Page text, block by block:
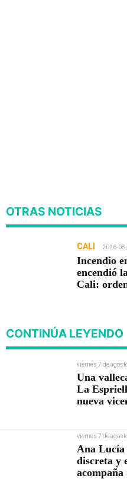
OTRAS NOTICIAS
CALI 2026-
Incendio
encendió
Cali:
CONTINÚA LEYENDO
viernes 7 de
Una
La
nueva
viernes 7 de
Ana Lucía
discreta y